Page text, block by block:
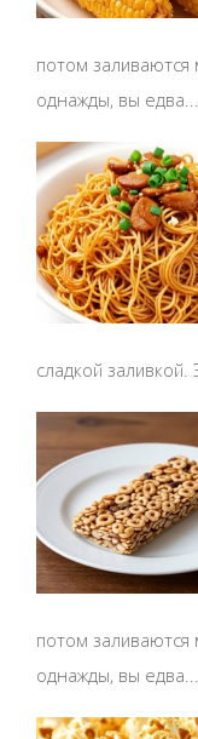
потом
однажды, вы едва...
сладкой
потом
однажды, вы едва...